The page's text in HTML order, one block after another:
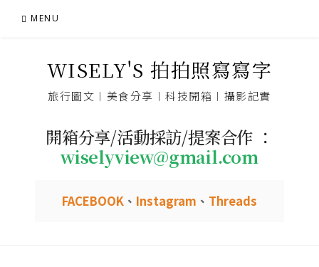
MENU
WISELY'S 拍拍照寫寫字
旅行圖文︱美食分享︱科技開箱︱攝影記實
開箱分享/活動採訪/提案合作 ：
wiselyview@gmail.com
FACEBOOK 、 Instagram 、 Threads